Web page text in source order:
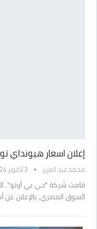
إعلان اسعار هيونداي توسان فيس
محمد عبد العزيز 3 أكتوبر 2024
قامت شركة "جي بي أوتو"،
السوق المصري، بالإعلان